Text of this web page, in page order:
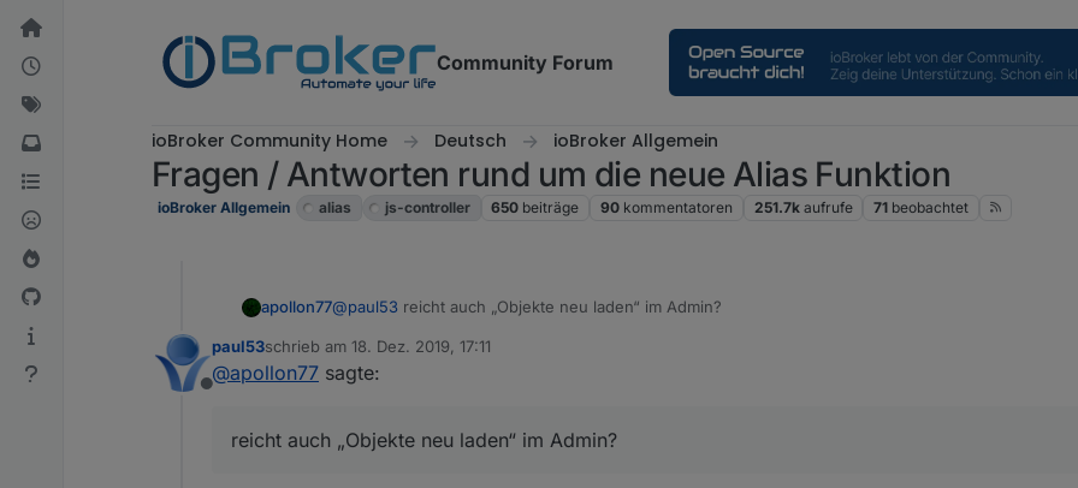
Weiter zum Inhalt
Community Forum
ioBroker Community Home Deutsch ioBroker Allgemein
Fragen / Antworten rund um die neue Alias Funktion
ioBroker Allgemein alias js-controller 650 beiträge 90 kommentatoren 251.7k aufrufe 71 beobachtet
apollon77@paul53 reicht auch „Objekte neu laden“ im Admin?
Offline
paul53schrieb am 18. Dez. 2019, 17:11
zuletzt editiert von
@apollon77 sagte:
reicht auch „Objekte neu laden“ im Admin?